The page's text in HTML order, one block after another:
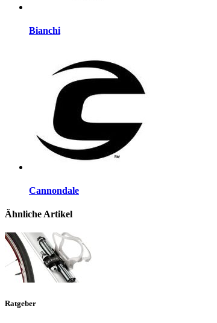
Bianchi
Cannondale
Ähnliche Artikel
Ratgeber